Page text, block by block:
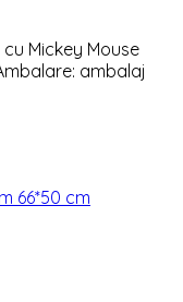
Mickey Mouse
ambalaj